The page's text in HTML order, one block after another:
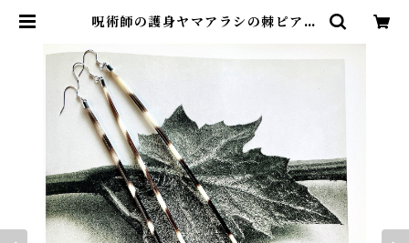
呪術師の護身ヤマアラシの棘ピアス